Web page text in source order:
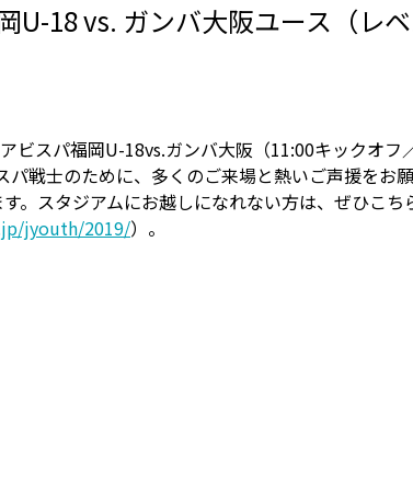
U-18 vs. ガンバ大阪ユース（レ
ビスパ福岡U-18vs.ガンバ大阪（11:00キックオフ
戦士のために、多くのご来場と熱いご声援をお願
。スタジアムにお越しになれない方は、ぜひこち
jyouth/2019/）。